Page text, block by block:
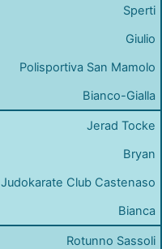
Sperti
Giulio
Polisportiva San Mamolo
Bianco-Gialla
Jerad Tocke
Bryan
Judokarate Club Castenaso
Bianca
Rotunno Sassoli